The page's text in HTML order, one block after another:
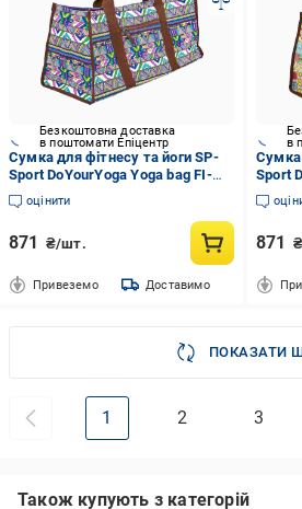
Безкоштовна доставка
в поштомати Епіцентр
Сумка для фітнесу та йоги SP-
Sport DoYourYoga Yoga bag FI-
6971-2 Темно-синій/Фіолетовий
(NA004381)
оцінити
871 ₴/шт.
Привеземо Доставимо
в
Сумка
Sport
6971-
871
ПОКАЗАТИ
1 2 3
Також купують з категорій